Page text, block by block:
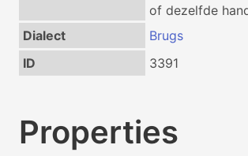
of dezelfde
Dialect
Brugs
ID
3391
Properties